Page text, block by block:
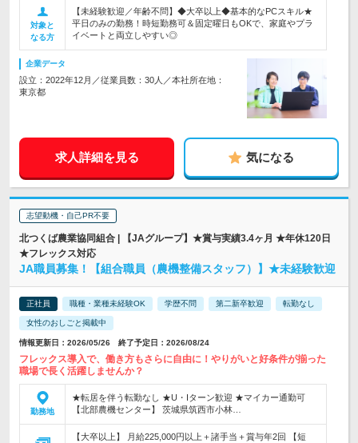
対象と
なる方
【未経験歓迎／年齢不問】◆大卒以上◆基本的なPCスキル★
平日のみの勤務！時短勤務可＆固定曜日もOKで、家庭やプラ
イベートと両立しやすい◎
企業データ
設立：2022年12月／従業員数：30人／本社所在地：
東京都
求人詳細を見る 気になる
志望動機・自己PR不要
北つくば農業協同組合 | 【JAグループ】★賞与実績3.4ヶ月 ★年休120日
★フレックス対応
JA職員募集！【組合職員（農機整備スタッフ）】★未経験歓迎
正社員 職種・業種未経験OK 学歴不問 第二新卒歓迎 転勤なし
女性のおしごと掲載中
情報更新日：2026/05/26 終了予定日：2026/08/24
フレックス導入で、働き方もさらに自由に！やりがいと好条件が揃った
職場で長く活躍しませんか？
勤務地
★転居を伴う転勤なし ★U・Iターン歓迎 ★マイカー通勤可
【北部農機センター】 茨城県筑西市小林…
【大卒以上】 月給225,000円以上＋諸手当＋賞与年2回 【短